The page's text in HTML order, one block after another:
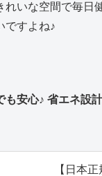
れいな空間で毎日
ですよね♪
安心♪ 省エネ設計
【日本